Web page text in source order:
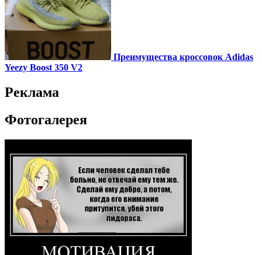
Преимущества кроссовок Adidas
Yeezy Boost 350 V2
Реклама
Фотогалерея